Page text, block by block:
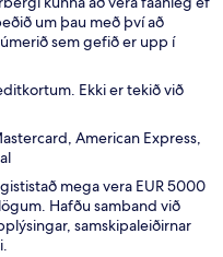
um þau með því að
sem gefið er upp í
Ekki er tekið við
American Express,
mega vera EUR 5000
Hafðu samband við
samskipaleiðirnar